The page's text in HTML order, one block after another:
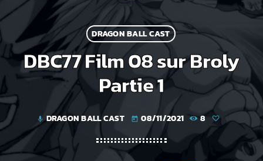
DRAGON BALL CAST
DBC77 Film 08 sur Broly
Partie 1
mic DRAGON BALL CAST today 08/11/2021 8